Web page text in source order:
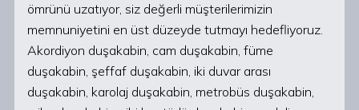
ömrünü uzatıyor, siz değerli müşterilerimizin
memnuniyetini en üst düzeyde tutmayı hedefliyoruz.
Akordiyon duşakabin, cam duşakabin, füme
duşakabin, şeffaf duşakabin, iki duvar arası
duşakabin, karolaj duşakabin, metrobüs duşakabin,